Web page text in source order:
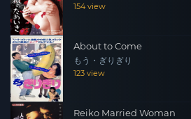
154 view
About to Come
もう・ぎりぎり
123 view
Reiko Married Woman